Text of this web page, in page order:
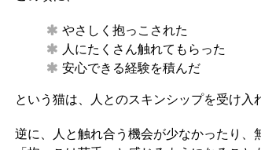
やさしく抱っこされた
人にたくさん触れてもらった
安心できる経験を積んだ
という猫は、人とのスキンシップを受け入
逆に、人と触れ合う機会が少なかったり、